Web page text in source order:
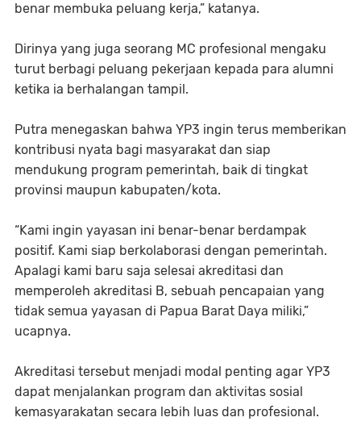
benar membuka peluang kerja,” katanya.
Dirinya yang juga seorang MC profesional mengaku
turut berbagi peluang pekerjaan kepada para alumni
ketika ia berhalangan tampil.
Putra menegaskan bahwa YP3 ingin terus memberikan
kontribusi nyata bagi masyarakat dan siap
mendukung program pemerintah, baik di tingkat
provinsi maupun kabupaten/kota.
“Kami ingin yayasan ini benar-benar berdampak
positif. Kami siap berkolaborasi dengan pemerintah.
Apalagi kami baru saja selesai akreditasi dan
memperoleh akreditasi B, sebuah pencapaian yang
tidak semua yayasan di Papua Barat Daya miliki,”
ucapnya.
Akreditasi tersebut menjadi modal penting agar YP3
dapat menjalankan program dan aktivitas sosial
kemasyarakatan secara lebih luas dan profesional.